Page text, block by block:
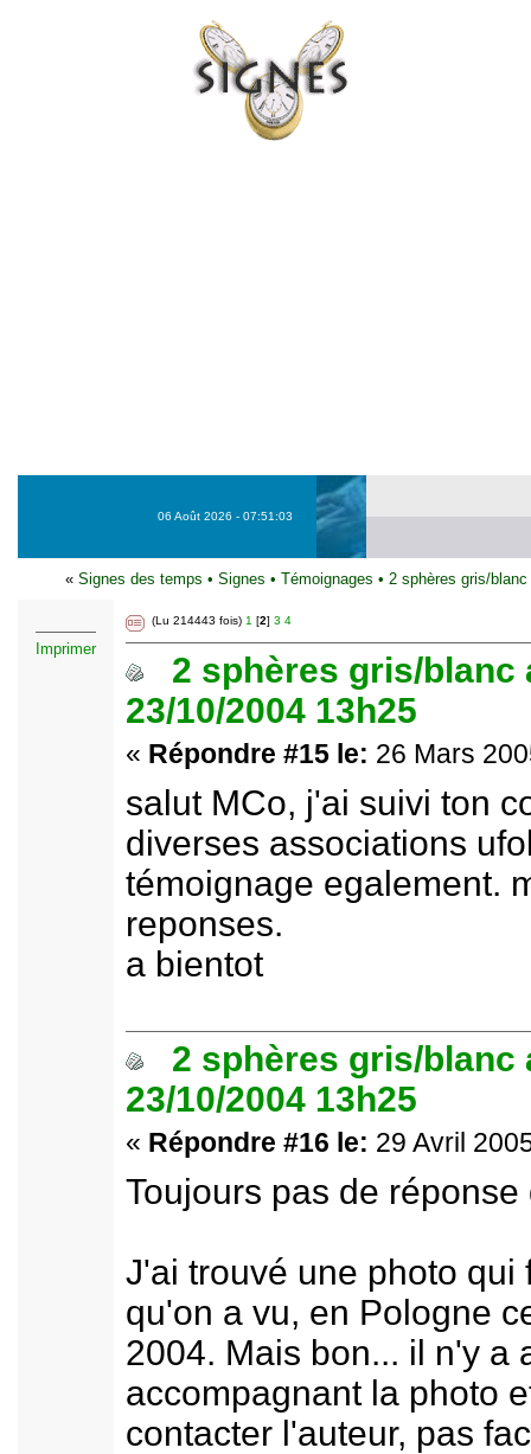
06 Août 2026 - 07:51:03
« Signes des temps • Signes • Témoignages • 2 sphères gris/
Imprimer
(Lu 214443 fois) 1 [2] 3 4
2 sphères gris/blanc
23/10/2004 13h25
« Répondre #15 le: 26 Mars
salut MCo, j'ai suivi ton
diverses associations
témoignage egalement.
reponses.
a bientot
2 sphères gris/blanc
23/10/2004 13h25
« Répondre #16 le: 29 Avril
Toujours pas de
J'ai trouvé une photo qui
qu'on a vu, en Pologne
2004. Mais bon... il n'y a
accompagnant la photo
contacter l'auteur, pas